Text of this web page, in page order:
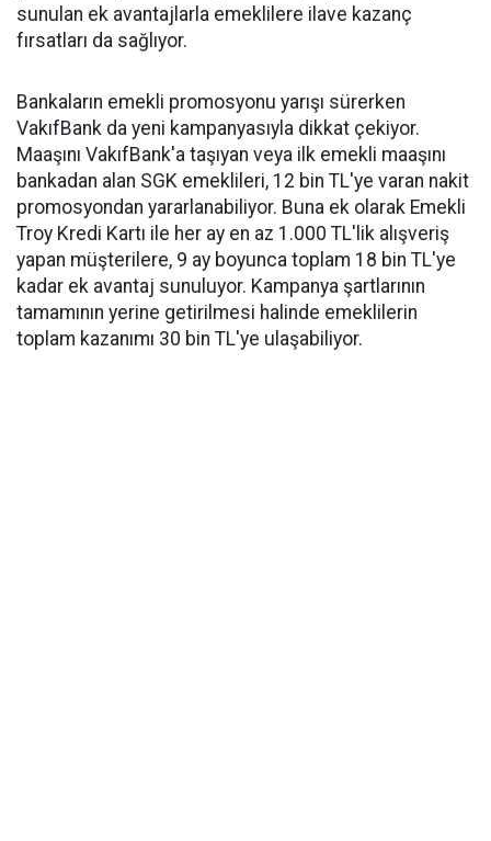
sunulan ek avantajlarla emeklilere ilave kazanç
fırsatları da sağlıyor.
Bankaların emekli promosyonu yarışı sürerken
VakıfBank da yeni kampanyasıyla dikkat çekiyor.
Maaşını VakıfBank'a taşıyan veya ilk emekli maaşını
bankadan alan SGK emeklileri, 12 bin TL'ye varan nakit
promosyondan yararlanabiliyor. Buna ek olarak Emekli
Troy Kredi Kartı ile her ay en az 1.000 TL'lik alışveriş
yapan müşterilere, 9 ay boyunca toplam 18 bin TL'ye
kadar ek avantaj sunuluyor. Kampanya şartlarının
tamamının yerine getirilmesi halinde emeklilerin
toplam kazanımı 30 bin TL'ye ulaşabiliyor.